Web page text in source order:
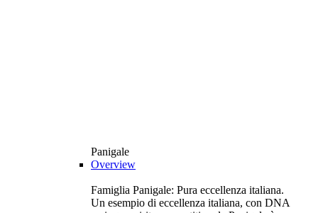
Panigale
Overview
Famiglia Panigale: Pura eccellenza italiana.
Un esempio di eccellenza italiana, con DNA